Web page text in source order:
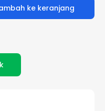
ke keranjang